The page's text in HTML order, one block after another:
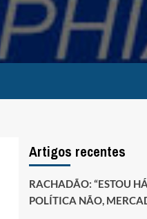
Artigos recentes
RACHADÃO: “ESTOU
POLÍTICA NÃO,